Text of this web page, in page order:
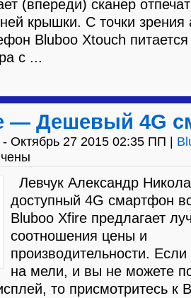
(впереди) сканер
крышки. С точки зрения
Bluboo Xtouch
с ...
— Дешевый 4G
- Октябрь 27 2015 02:35 ПП |
Левчук Александр
доступный 4G смартфон
Bluboo Xfire предлагает
соотношения цены и
производительности.
на мели, и вы не можете
то присмотритесь к